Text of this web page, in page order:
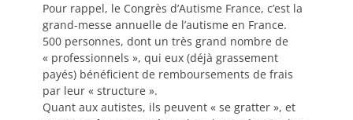
Pour rappel, le Congrès d’Autisme France, c’est la
grand-messe annuelle de l’autisme en France.
500 personnes, dont un très grand nombre de
« professionnels », qui eux (déjà grassement
payés) bénéficient de remboursements de frais
par leur « structure ».
Quant aux autistes, ils peuvent « se gratter », et